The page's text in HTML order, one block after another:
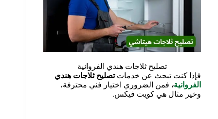
تصليح ثلاجات هندي الفروانية
فإذا كنت تبحث عن خدماتتصليح ثلاجات هندي
الفروانية، فمن الضروري اختيار فني محترفة،
وخير مثال هي كويت فيكس.